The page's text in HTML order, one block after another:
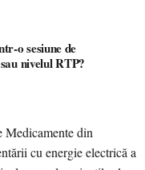
o sesiune de
nivelul RTP?